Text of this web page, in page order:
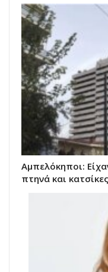
Αμπελόκηποι:
πτηνά και